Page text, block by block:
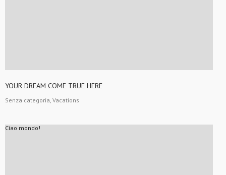
YOUR DREAM COME TRUE HERE
Senza categoria, Vacations
Ciao mondo!